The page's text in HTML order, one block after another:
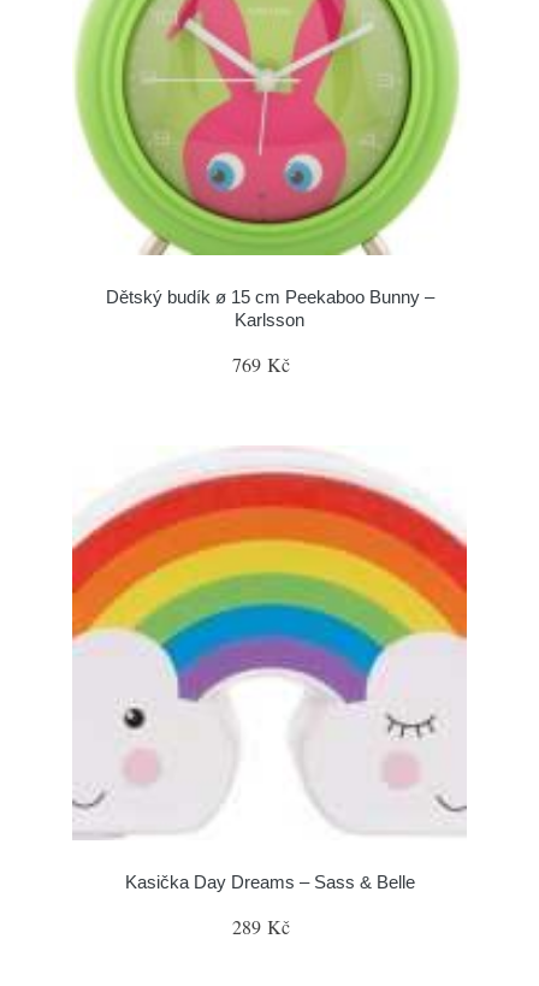
Dětský budík ø 15 cm Peekaboo Bunny –
Karlsson
769 Kč
Kasička Day Dreams – Sass & Belle
289 Kč